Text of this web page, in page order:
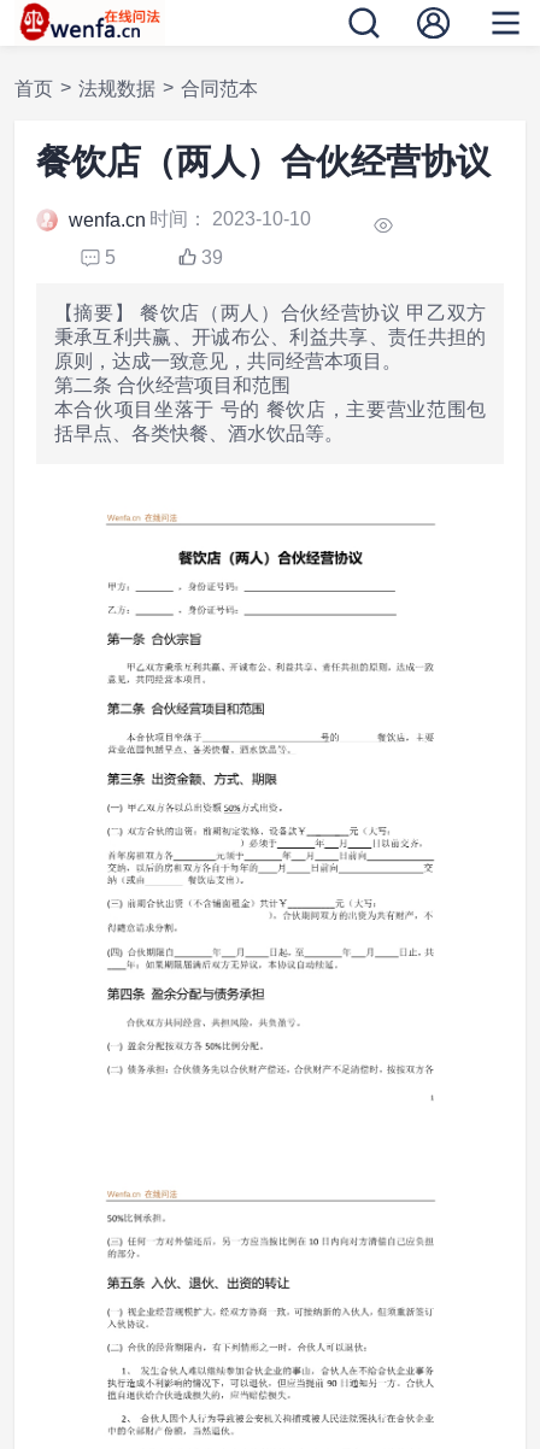
首页 > 法规数据 > 合同范本
餐饮店（两人）合伙经营协议
wenfa.cn 时间： 2023-10-10
5
39
【摘要】 餐饮店（两人）合伙经营协议 甲乙双方
秉承互利共赢、开诚布公、利益共享、责任共担的
原则，达成一致意见，共同经营本项目。
第二条 合伙经营项目和范围
本合伙项目坐落于 号的 餐饮店，主要营业范围包
括早点、各类快餐、酒水饮品等。